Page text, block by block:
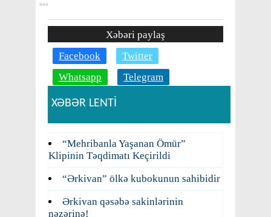
Xəbəri paylaş
Facebook
Twitter
Whatsapp
Telegram
XƏBƏR LENTİ
“Mehribanla Yaşanan Ömür”
Klipinin Təqdimatı Keçirildi
“Ərkivan” ölkə kubokunun sahibidir
Ərkivan qəsəbə sakinlərinin
nəzərinə!